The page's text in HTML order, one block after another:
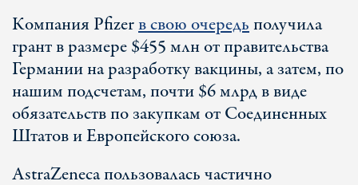
Компания Pfizerв свою очередьполучила
грант в размере $455 млн от правительства
Германии на разработку вакцины, а затем, по
нашим подсчетам, почти $6 млрд в виде
обязательств по закупкам от Соединенных
Штатов и Европейского союза.
AstraZeneca пользовалась частично